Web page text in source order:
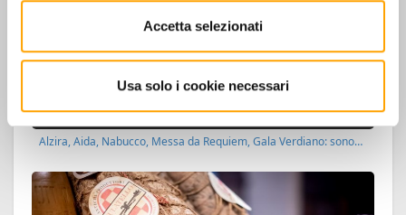
Accetta selezionati
Usa solo i cookie necessari
Festival Verdi 2026 - Opera tour
Alzira, Aida, Nabucco, Messa da Requiem, Gala Verdiano: sono…